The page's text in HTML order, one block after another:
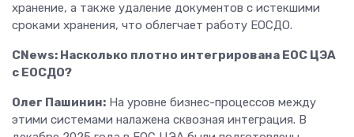
хранение, а также удаление документов с истекшими
сроками хранения, что облегчает работу ЕОСДО.
CNews: Насколько плотно интегрирована ЕОС ЦЭА
с ЕОСДО?
Олег Пашинин: На уровне бизнес-процессов между
этими системами налажена сквозная интеграция. В